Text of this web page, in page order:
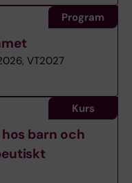
VT2027
Program
barn och
Kurs